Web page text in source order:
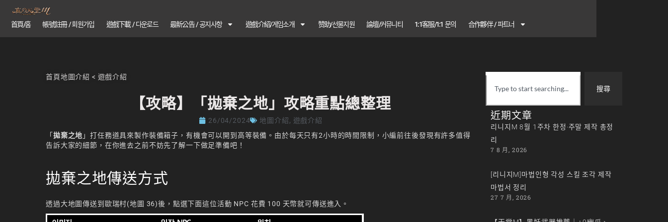
首頁/홈 帳號註冊 / 회원가입 遊戲下載 / 다운로드 最新公告 / 공지사항 遊戲介紹/게임소개 赞助/선물지원 論壇/커뮤니티 1:1客服/1:1 문의 合作夥伴 / 파트너
首頁地圖介紹 < 遊戲介紹
【攻略】「拋棄之地」攻略重點總整理
26/04/2024 地圖介紹, 遊戲介紹
「 拋棄之地 」打任務道具來製作裝備箱子，有機會可以開到高等裝備。由於每天只有2小時的時間限制，小編前往後發現有許多值得
告訴大家的細節，在你進去之前不妨先了解一下做足準備吧！
拋棄之地傳送方式
透過大地圖傳送到歐瑞村(地圖 36)後，點選下面這位活動 NPC 花費 100 天幣就可傳送進入。
搜尋
近期文章
리니지M 8월 1주차 한정·주말 제작 총정
리
7 8 月, 2026
[리니지M]마법인형 각성 스킬 조각 제작
마법서 정리
27 7 月, 2026